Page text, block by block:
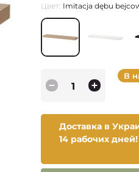
Цвет: Imitacja dębu
В
Доставка в
14 рабочих дней!